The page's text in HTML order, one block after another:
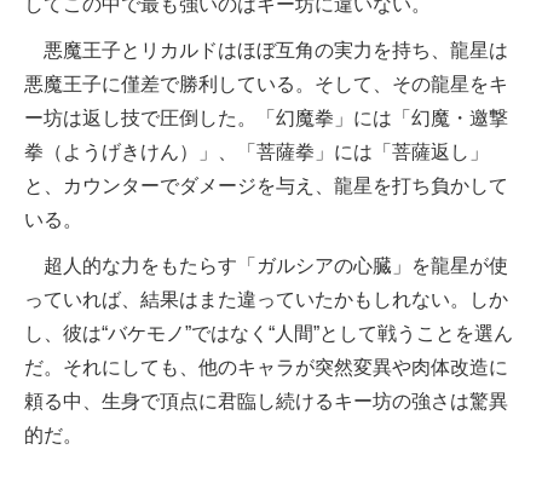
してこの中で最も強いのはキー坊に違いない。
悪魔王子とリカルドはほぼ互角の実力を持ち、龍星は
悪魔王子に僅差で勝利している。そして、その龍星をキ
ー坊は返し技で圧倒した。「幻魔拳」には「幻魔・邀撃
拳（ようげきけん）」、「菩薩拳」には「菩薩返し」
と、カウンターでダメージを与え、龍星を打ち負かして
いる。
超人的な力をもたらす「ガルシアの心臓」を龍星が使
っていれば、結果はまた違っていたかもしれない。しか
し、彼は“バケモノ”ではなく“人間”として戦うことを選ん
だ。それにしても、他のキャラが突然変異や肉体改造に
頼る中、生身で頂点に君臨し続けるキー坊の強さは驚異
的だ。